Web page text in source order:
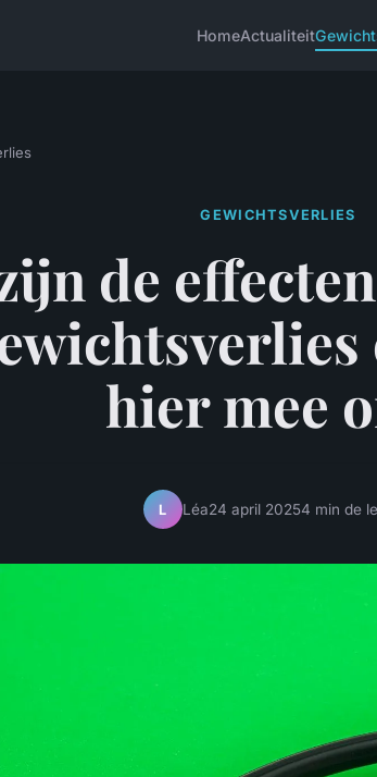
HomeActualiteit
GEWICHTSVERLIES
de
hier mee
L Léa24 april 20254 min de